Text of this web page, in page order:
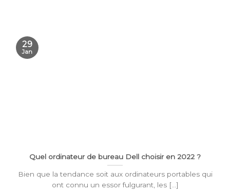
Quel ordinateur de bureau Dell choisir en 2022 ?
Bien que la tendance soit aux ordinateurs portables qui
ont connu un essor fulgurant, les [...]
29
Jan